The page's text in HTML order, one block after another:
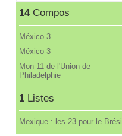
14Compos
México 3
México 3
Mon 11 de l'Union de
Philadelphie
1Listes
Mexique : les 23 pour le Brésil